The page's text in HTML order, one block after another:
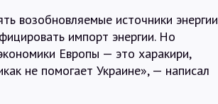
возобновляемые источники энергии
импорт энергии. Но
Европы — это харакири,
не помогает Украине», — написал